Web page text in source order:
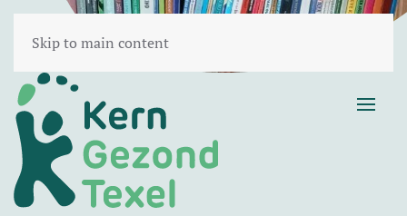
Skip to main content